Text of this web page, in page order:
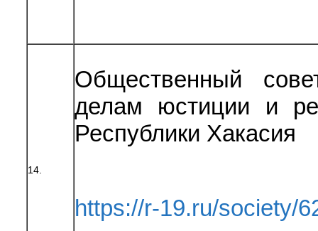
14.
Общественный
делам юстиции и
Республики Хакасия
https://r-19.ru/society/